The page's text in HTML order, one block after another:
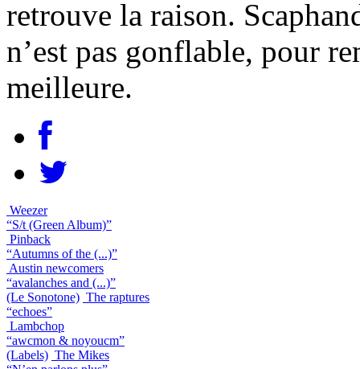
retrouve la raison.
n’est pas gonflable, pour
meilleure.
Weezer
“S/t (Green Album)”
Pinback
“Autumns of the (...)”
Austin newcomers
“avalanches and (...)”
(Le Sonotone) The raptures
“echoes”
Lambchop
“awcmon & noyoucm”
(Labels) The Mikes